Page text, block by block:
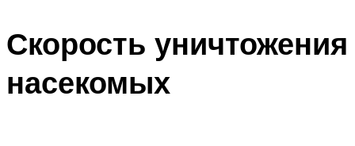
Скорость уничтожения
насекомых